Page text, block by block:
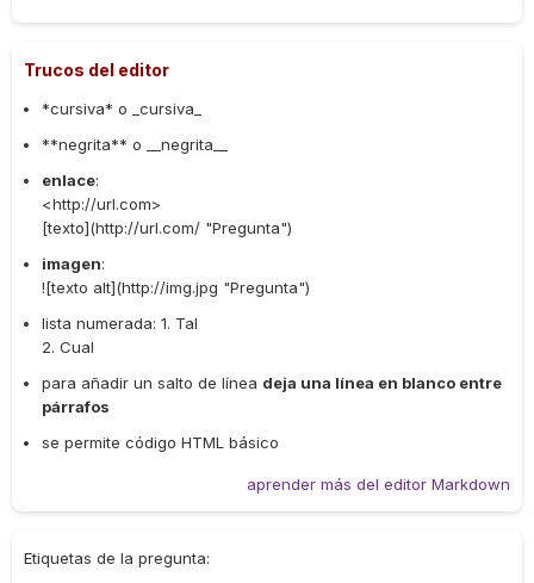
Trucos del editor
*cursiva* o _cursiva_
**negrita** o __negrita__
enlace:
<http://url.com>
[texto](http://url.com/ "Pregunta")
imagen:
![texto alt](http://img.jpg "Pregunta")
lista numerada: 1. Tal
2. Cual
para añadir un salto de línea deja una línea en blanco entre
párrafos
se permite código HTML básico
aprender más del editor Markdown
Etiquetas de la pregunta: